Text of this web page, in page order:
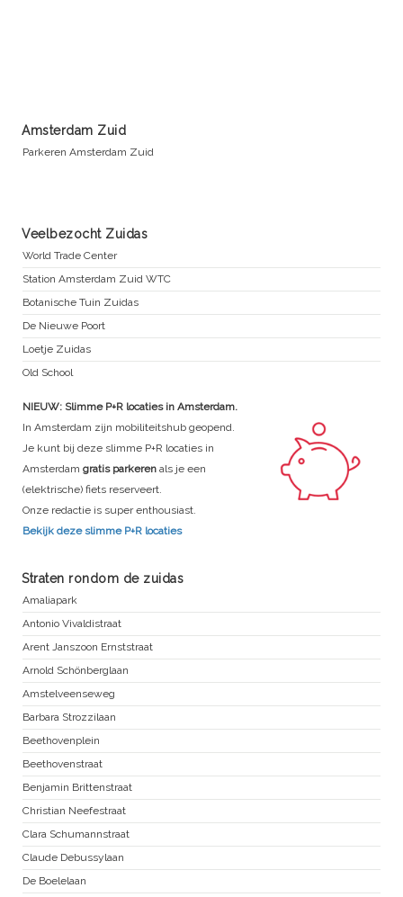
Amsterdam Zuid
Parkeren Amsterdam Zuid
Veelbezocht Zuidas
World Trade Center
Station Amsterdam Zuid WTC
Botanische Tuin Zuidas
De Nieuwe Poort
Loetje Zuidas
Old School
NIEUW: Slimme P+R locaties in Amsterdam.
In Amsterdam zijn mobiliteitshub geopend.
Je kunt bij deze slimme P+R locaties in
Amsterdam gratis parkeren als je een
(elektrische) fiets reserveert.
Onze redactie is super enthousiast.
Bekijk deze slimme P+R locaties
Straten rondom de zuidas
Amaliapark
Antonio Vivaldistraat
Arent Janszoon Ernststraat
Arnold Schönberglaan
Amstelveenseweg
Barbara Strozzilaan
Beethovenplein
Beethovenstraat
Benjamin Brittenstraat
Christian Neefestraat
Clara Schumannstraat
Claude Debussylaan
De Boelelaan